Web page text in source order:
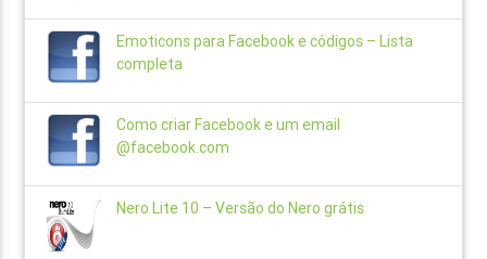
Emoticons para Facebook e códigos – Lista
completa
Como criar Facebook e um email
@facebook.com
Nero Lite 10 – Versão do Nero grátis